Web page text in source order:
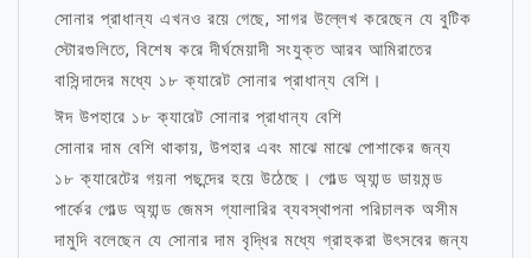
সোনার প্রাধান্য এখনও রয়ে গেছে, সাগর উল্লেখ করেছেন যে বুটিক
স্টোরগুলিতে, বিশেষ করে দীর্ঘমেয়াদী সংযুক্ত আরব আমিরাতের
বাসিন্দাদের মধ্যে ১৮ ক্যারেট সোনার প্রাধান্য বেশি।
ঈদ উপহারে ১৮ ক্যারেট সোনার প্রাধান্য বেশি
সোনার দাম বেশি থাকায়, উপহার এবং মাঝে মাঝে পোশাকের জন্য
১৮ ক্যারেটের গয়না পছন্দের হয়ে উঠেছে। গোল্ড অ্যান্ড ডায়মন্ড
পার্কের গোল্ড অ্যান্ড জেমস গ্যালারির ব্যবস্থাপনা পরিচালক অসীম
দামুদি বলেছেন যে সোনার দাম বৃদ্ধির মধ্যে গ্রাহকরা উৎসবের জন্য